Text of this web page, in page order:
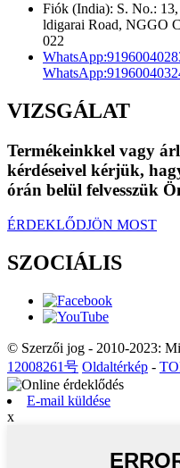
Fiók (India): S. No.:
ldigarai Road, NGGO
022
WhatsApp:
WhatsApp:
VIZSGÁLAT
Termékeinkkel vagy
kérdéseivel kérjük,
órán belül felvesszük
ÉRDEKLŐDJÖN MOST
SZOCIÁLIS
© Szerzői jog - 2010-2023:
12008261号 Oldaltérkép -
E-mail küldése
x